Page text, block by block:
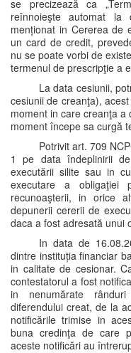
se precizează ca
reînnoieşte automat
menționat in Cererea de
un card de credit,
nu se poate vorbi de
termenul de prescripţie a
La data cesiunii,
cesiunii de creanţa),
moment in care creanţa
moment începe sa curgă
Potrivit art. 709
1 pe data îndeplinirii
executării silite sau in
executare a obligaţiei
recunoaşterii, in orice
depunerii cererii de
daca a fost adresată unui
In data de
dintre instituția financiar
in calitate de cesionar.
contestatorul a fost
in nenumărate
diferendului creat, de la
notificările trimise in
buna credinţa de care
aceste notificări au